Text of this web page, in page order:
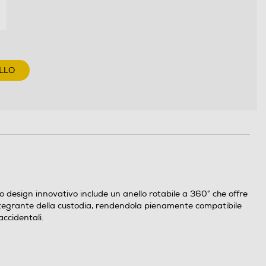
innovativo include un anello rotabile a 360° che offre
della custodia, rendendola pienamente compatibile